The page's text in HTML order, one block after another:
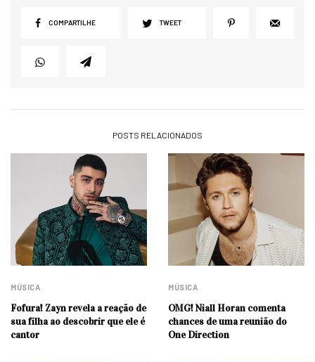
COMPARTILHE TWEET
POSTS RELACIONADOS
MÚSICA
Fofura! Zayn revela a reação de
sua filha ao descobrir que ele é
cantor
MÚSICA
OMG! Niall Horan comenta
chances de uma reunião do
One Direction